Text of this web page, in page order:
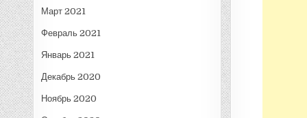
Март 2021
Февраль 2021
Январь 2021
Декабрь 2020
Ноябрь 2020